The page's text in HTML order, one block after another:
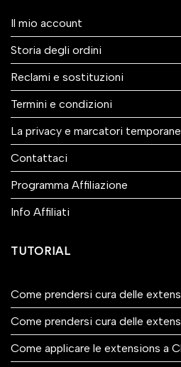
Il mio account
Storia degli ordini
Reclami e sostituzioni
Termini e condizioni
La privacy e marcatori
Contattaci
Programma Affiliazione
Info Affiliati
TUTORIAL
Come prendersi cura delle
Come prendersi cura delle
Come applicare le extensions a